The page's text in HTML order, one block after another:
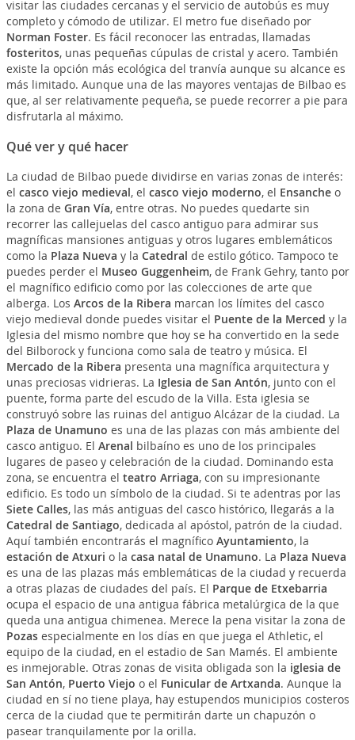
visitar las ciudades cercanas y el servicio de autobús es muy
completo y cómodo de utilizar. El metro fue diseñado por
Norman Foster. Es fácil reconocer las entradas, llamadas
fosteritos, unas pequeñas cúpulas de cristal y acero. También
existe la opción más ecológica del tranvía aunque su alcance es
más limitado. Aunque una de las mayores ventajas de Bilbao es
que, al ser relativamente pequeña, se puede recorrer a pie para
disfrutarla al máximo.
Qué ver y qué hacer
La ciudad de Bilbao puede dividirse en varias zonas de interés:
el casco viejo medieval, el casco viejo moderno, el Ensancheo
la zona de Gran Vía, entre otras. No puedes quedarte sin
recorrer las callejuelas del casco antiguo para admirar sus
magníficas mansiones antiguas y otros lugares emblemáticos
como la Plaza Nueva y la Catedral de estilo gótico. Tampoco te
puedes perder el Museo Guggenheim, de Frank Gehry, tanto por
el magnífico edificio como por las colecciones de arte que
alberga. Los Arcos de la Ribera marcan los límites del casco
viejo medieval donde puedes visitar el Puente de la Merced y la
Iglesia del mismo nombre que hoy se ha convertido en la sede
del Bilborock y funciona como sala de teatro y música. El
Mercado de la Ribera presenta una magnífica arquitectura y
unas preciosas vidrieras. La Iglesia de San Antón, junto con el
puente, forma parte del escudo de la Villa. Esta iglesia se
construyó sobre las ruinas del antiguo Alcázar de la ciudad. La
Plaza de Unamuno es una de las plazas con más ambiente del
casco antiguo. El Arenal bilbaíno es uno de los principales
lugares de paseo y celebración de la ciudad. Dominando esta
zona, se encuentra el teatro Arriaga, con su impresionante
edificio. Es todo un símbolo de la ciudad. Si te adentras por las
Siete Calles, las más antiguas del casco histórico, llegarás a la
Catedral de Santiago, dedicada al apóstol, patrón de la ciudad.
Aquí también encontrarás el magnífico Ayuntamiento, la
estación de Atxuri o la casa natal de Unamuno. La Plaza Nueva
es una de las plazas más emblemáticas de la ciudad y recuerda
a otras plazas de ciudades del país. El Parque de Etxebarria
ocupa el espacio de una antigua fábrica metalúrgica de la que
queda una antigua chimenea. Merece la pena visitar la zona de
Pozasespecialmente en los días en que juega el Athletic, el
equipo de la ciudad, en el estadio de San Mamés. El ambiente
es inmejorable. Otras zonas de visita obligada son la iglesia de
San Antón, Puerto Viejo o el Funicular de Artxanda. Aunque la
ciudad en sí no tiene playa, hay estupendos municipios costeros
cerca de la ciudad que te permitirán darte un chapuzón o
pasear tranquilamente por la orilla.